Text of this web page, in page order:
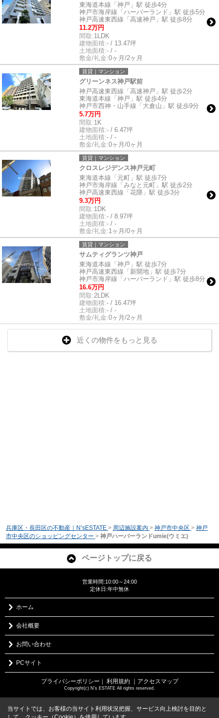
東海道本線「神戸」駅 徒歩4分
神戸市海岸線「ハーバーランド」駅 徒歩5分
神戸高速東西線「高速神戸」駅 徒歩8分
11.2万円
間取:1LDK
建物面積:- / 13.47坪
土地面積:- / -
敷金/礼金:0ヶ月/2ヶ月
賃貸｜マンション
グリーンネス神戸駅前
神戸高速東西線「高速神戸」駅 徒歩2分
東海道本線「神戸」駅 徒歩4分
神戸市西神・山手線「大倉山」駅 徒歩9分
5.7万円
間取:1K
建物面積:- / 6.47坪
土地面積:- / -
敷金/礼金:0ヶ月/0ヶ月
賃貸｜マンション
クロスレジデンス神戸元町
東海道本線「元町」駅 徒歩7分
神戸市海岸線「みなと元町」駅 徒歩2分
神戸高速東西線「花隈」駅 徒歩3分
9.3万円
間取:1DK
建物面積:- / 8.97坪
土地面積:- / -
敷金/礼金:1ヶ月/0ヶ月
賃貸｜マンション
サムティグランツ神戸
東海道本線「神戸」駅 徒歩7分
神戸高速東西線「新開地」駅 徒歩7分
神戸市海岸線「ハーバーランド」駅 徒歩8分
16.6万円
間取:2LDK
建物面積:- / 16.47坪
土地面積:- / -
敷金/礼金:0ヶ月/2ヶ月
近くの物件をもっと見る
兵庫区・長田区の不動産｜N’sESTATE > 周辺施設案内 > 神戸市中央区 > 神戸
市中央区のショッピングセンター > 神戸ハーバーランドumie(ウミエ)
ページトップに戻る
営業時間:10:00～24:00
定休日:年中無休
ホーム
会社概要
お問い合わせ
PCサイト
プライバシーポリシー ｜ 利用規約 ｜アクセスマップ
Copyright(c) N's ESTATE All rights reserved.
当サイトでは、お客様の当サイト利用状況把握、サービス向上検討を目的と